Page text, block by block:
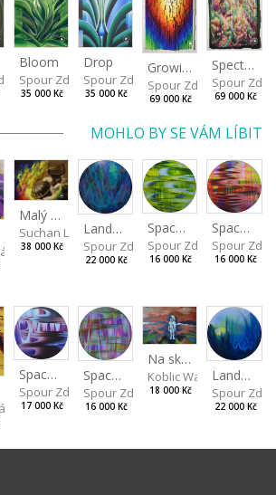
Bloom
Spour Zdeněk
35 000 Kč
Drop
Spour Zdeněk
35 000 Kč
Growing
Spour Zdeněk
69 000 Kč
Spectrum
Spour
69 000 Kč
MOHLO BY SE VÁM LÍBIT
Alžběta
Malý dialog IV
Suchan Leoš
38 000 Kč
Landscape III
Spour Zdeněk
22 000 Kč
Spaces I
Spour Zdeněk
16 000 Kč
Spaces II
Spour
16 000 Kč
Spaces IV
Spour Zdeněk
17 000 Kč
Spaces III
Spour Zdeněk
16 000 Kč
Na skalách
Koblic Walterová
18 000 Kč
Landscape II
Spour
22 000 Kč